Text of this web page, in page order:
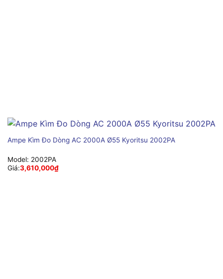
Ampe Kìm Đo Dòng AC 2000A Ø55 Kyoritsu 2002PA
Model: 2002PA
Giá:3,610,000₫